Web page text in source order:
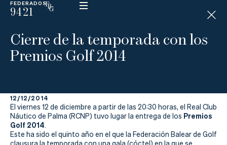
FEDERADOS
9421
ESP
N
D
I
C
La
Cierre de la temporada con los
Premios Golf 2014
12/12/2014
El viernes 12 de diciembre a partir de las 20:30 horas, el Real Club
Náutico de Palma (RCNP) tuvo lugar la entrega de los Premios
Golf 2014.
Este ha sido el quinto año en el que la Federación Balear de Golf